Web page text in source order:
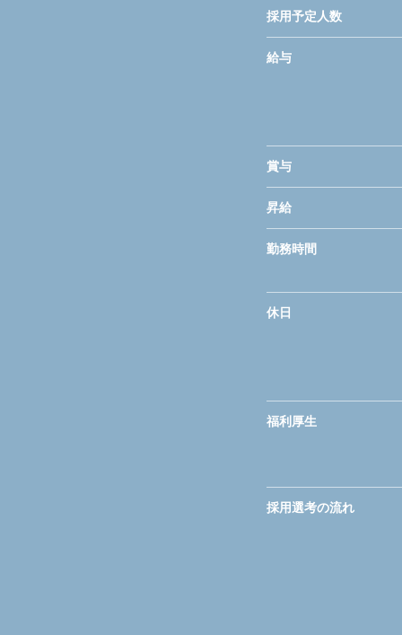
採用予定人数
給与
賞与
昇給
勤務時間
休日
福利厚生
採用選考の流れ